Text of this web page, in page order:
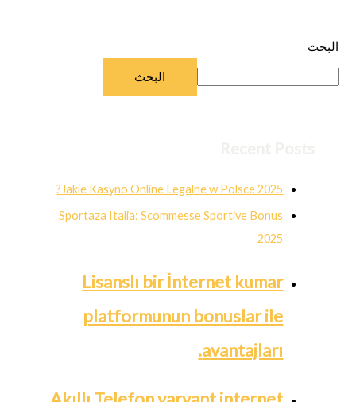
البحث
البحث
Jakie Kasyno Online Legalne w Polsce 2025?
Sportaza Italia: Scommesse Sportive Bonus
2025
Lisanslı bir İnternet kumar
platformunun bonuslar ile
avantajları.